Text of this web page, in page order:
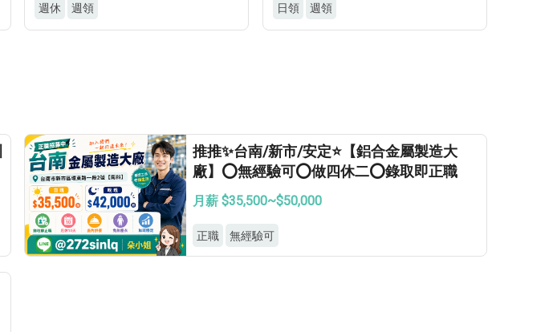
週休 週領 日領 週領
推推✨台南/新市/安定⭐【鋁合金屬製造大
廠】⭕無經驗可⭕做四休二⭕錄取即正職
月薪 $35,500~$50,000
正職 無經驗可